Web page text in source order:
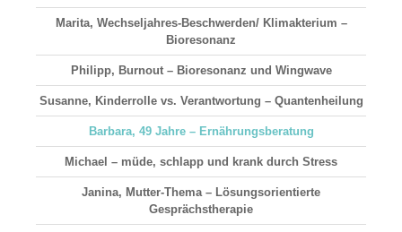
Marita, Wechseljahres-Beschwerden/ Klimakterium –
Bioresonanz
Philipp, Burnout – Bioresonanz und Wingwave
Susanne, Kinderrolle vs. Verantwortung – Quantenheilung
Barbara, 49 Jahre – Ernährungsberatung
Michael – müde, schlapp und krank durch Stress
Janina, Mutter-Thema – Lösungsorientierte
Gesprächstherapie